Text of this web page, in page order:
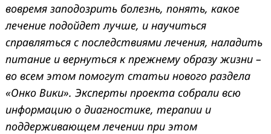
вовремя заподозрить болезнь, понять, какое
лечение подойдет лучше, и научиться
справляться с последствиями лечения, наладить
питание и вернуться к прежнему образу жизни –
во всем этом помогут статьи нового раздела
«Онко Вики». Эксперты проекта собрали всю
информацию о диагностике, терапии и
поддерживающем лечении при этом